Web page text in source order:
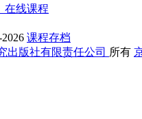
在线课程
课程存档
出版社有限责任公司 所有